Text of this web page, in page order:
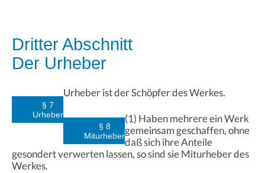
Dritter Abschnitt
Der Urheber
§ 7
Urheber
Urheber ist der Schöpfer des Werkes.
§ 8
Miturheber
(1) Haben mehrere ein Werk
gemeinsam geschaffen, ohne
daß sich ihre Anteile
gesondert verwerten lassen, so sind sie Miturheber des
Werkes.